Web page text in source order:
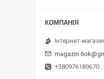
Інтернет-
+380976189670